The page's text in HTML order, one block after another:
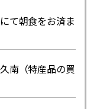
て朝食をお済ま
南（特産品の買